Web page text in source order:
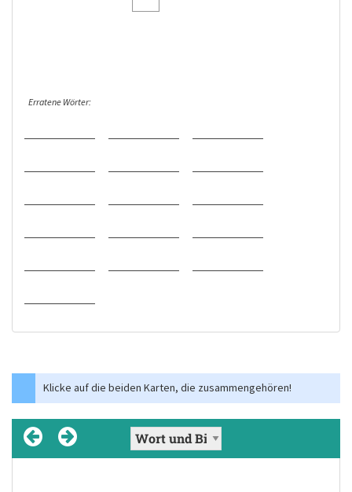
Erratene Wörter:
Klicke auf die beiden Karten, die zusammengehören!